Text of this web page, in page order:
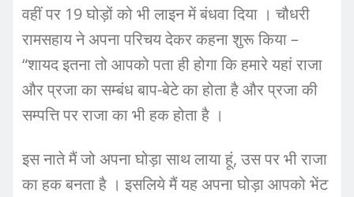
वहीं पर 19 घोड़ों को भी लाइन में बंधवा दिया । चौधरी
रामसहाय ने अपना परिचय देकर कहना शुरू किया –
“शायद इतना तो आपको पता ही होगा कि हमारे यहां राजा
और प्रजा का सम्बंध बाप-बेटे का होता है और प्रजा की
सम्पत्ति पर राजा का भी हक होता है ।
इस नाते मैं जो अपना घोड़ा साथ लाया हूं, उस पर भी राजा
का हक बनता है । इसलिये मैं यह अपना घोड़ा आपको भेंट